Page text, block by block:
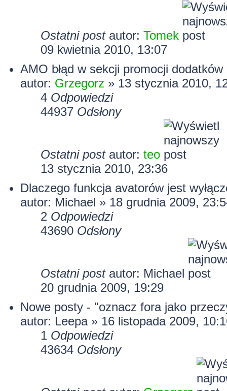
Ostatni post autor: Tomek
09 kwietnia 2010, 13:07
AMO błąd w sekcji promocji dodatków
autor: Grzegorz » 13 stycznia 2010,
4 Odpowiedzi
44937 Odsłony
Ostatni post autor: teo
13 stycznia 2010, 23:36
Dlaczego funkcja avatorów jest
autor: Michael » 18 grudnia 2009,
2 Odpowiedzi
43690 Odsłony
Ostatni post autor: Michael
20 grudnia 2009, 19:29
Nowe posty - "oznacz fora jako
autor: Leepa» 16 listopada 2009,
1 Odpowiedzi
43634 Odsłony